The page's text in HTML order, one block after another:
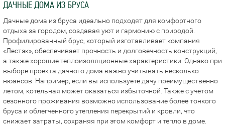
ДАЧНЫЕ ДОМА ИЗ БРУСА
Дачные дома из бруса идеально подходят для комфортного
отдыха за городом, создавая уют и гармонию с природой.
Профилированный брус, который изготавливает компания
«Лестэк», обеспечивает прочность и долговечность конструкций,
а также хорошие теплоизоляционные характеристики. Однако при
выборе проекта дачного дома важно учитывать несколько
нюансов. Например, если вы используете дачу преимущественно
летом, котельная может оказаться избыточной. Также с учетом
сезонного проживания возможно использование более тонкого
бруса и облегченного утепления перекрытий и кровли, что
снижает затраты, сохраняя при этом комфорт и тепло в доме.